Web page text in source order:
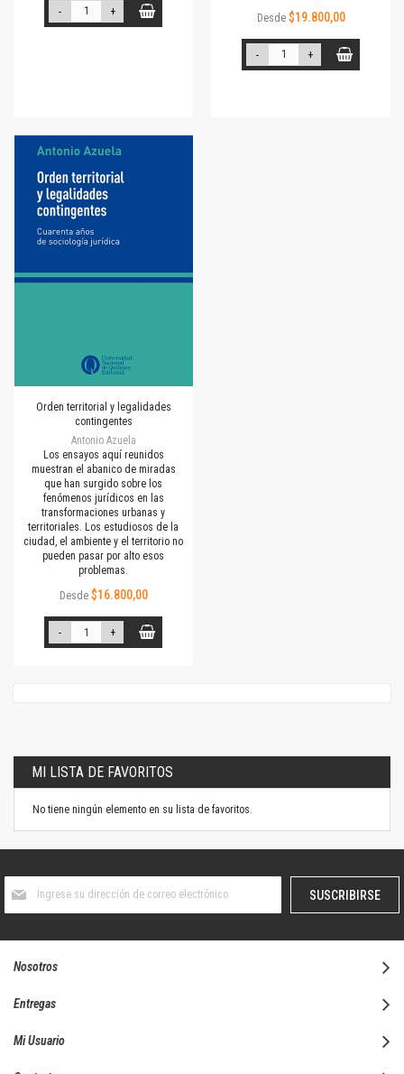
- +
Desde $19.800,00
- +
Orden territorial y legalidades
contingentes
Antonio Azuela
Los ensayos aquí reunidos
muestran el abanico de miradas
que han surgido sobre los
fenómenos jurídicos en las
transformaciones urbanas y
territoriales. Los estudiosos de la
ciudad, el ambiente y el territorio no
pueden pasar por alto esos
problemas.
Desde $16.800,00
- +
MI LISTA DE FAVORITOS
No tiene ningún elemento en su lista de favoritos.
boletín
SUSCRIBIRSE
Nosotros
Entregas
Mi Usuario